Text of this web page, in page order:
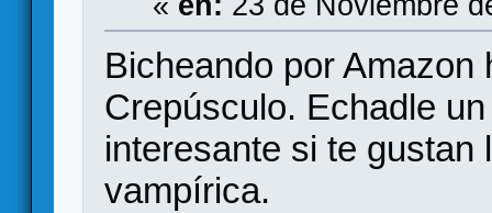
Bicheando por
Crepúsculo. Echadle
interesante si te
vampírica.